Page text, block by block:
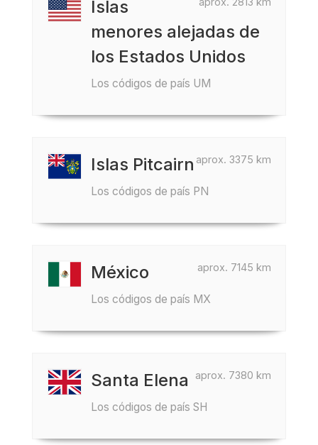
Islas
menores alejadas de
los Estados Unidos
Los códigos de país UM
aprox. 3375 km
Islas Pitcairn
Los códigos de país PN
aprox. 7145 km
México
Los códigos de país MX
aprox. 7380 km
Santa Elena
Los códigos de país SH